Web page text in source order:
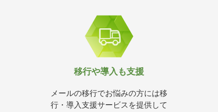
移行や導入も支援
メールの移行でお悩みの方には移
行・導入支援サービスを提供して